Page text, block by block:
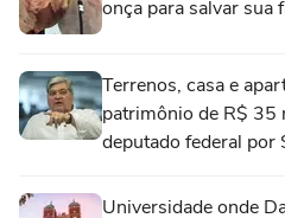
onça para salvar sua
Terrenos, casa e
patrimônio de R$ 35
deputado federal por
Universidade onde